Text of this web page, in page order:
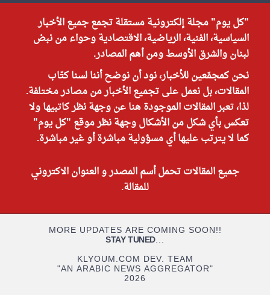
"كل يوم" مجلة إلكترونية مستقلة تجمع جميع الأخبار
السياسية، الفنية، الرياضية، الاقتصادية وحواء من نبض
لبنان والشرق الأوسط ومن أهم المصادر.
نحن كمجمّعين للأخبار، نود أن نوضح أننا لسنا كتّاب
المقالات، بل نعمل على تجميع الأخبار من مصادر مختلفة.
لذا، تعبر المقالات الموجودة هنا عن وجهة نظر كاتبيها ولا
تعكس بأي شكل من الأشكال وجهة نظر موقع "كل يوم"
كما لا يترتب عليها أي مسؤولية مباشرة أو غير مباشرة.
جميع المقالات تحمل أسم المصدر و العنوان الاكتروني
للمقالة.
MORE UPDATES ARE COMING SOON!!
STAY TUNED...
KLYOUM.COM DEV. TEAM
"AN ARABIC NEWS AGGREGATOR"
2026